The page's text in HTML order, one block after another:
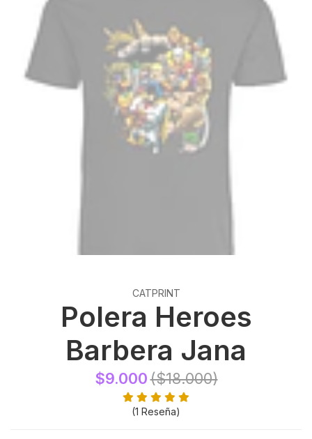
CATPRINT
Polera Heroes
Barbera Jana
$9.000($18.000)
(1 Reseña)